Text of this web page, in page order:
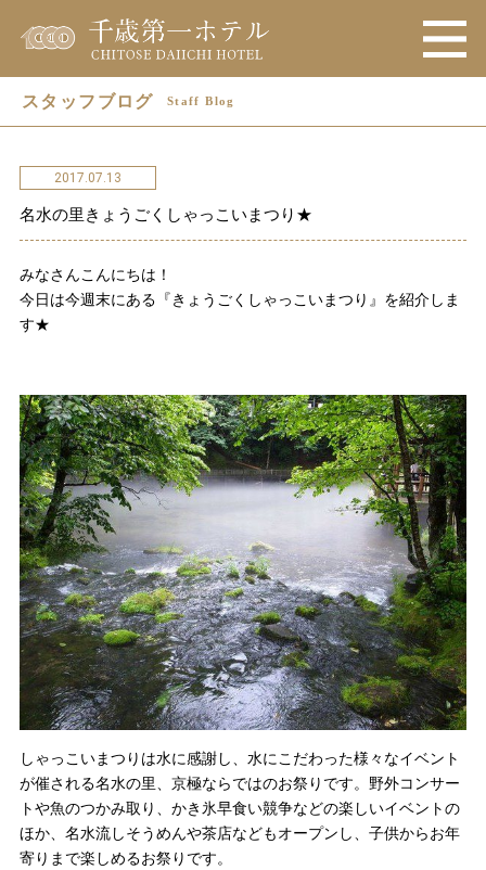
スタッフブログ Staff Blog
2017.07.13
名水の里きょうごくしゃっこいまつり★
みなさんこんにちは！
今日は今週末にある『きょうごくしゃっこいまつり』を紹介しま
す★
しゃっこいまつりは水に感謝し、水にこだわった様々なイベント
が催される名水の里、京極ならではのお祭りです。野外コンサー
トや魚のつかみ取り、かき氷早食い競争などの楽しいイベントの
ほか、名水流しそうめんや茶店などもオープンし、子供からお年
寄りまで楽しめるお祭りです。